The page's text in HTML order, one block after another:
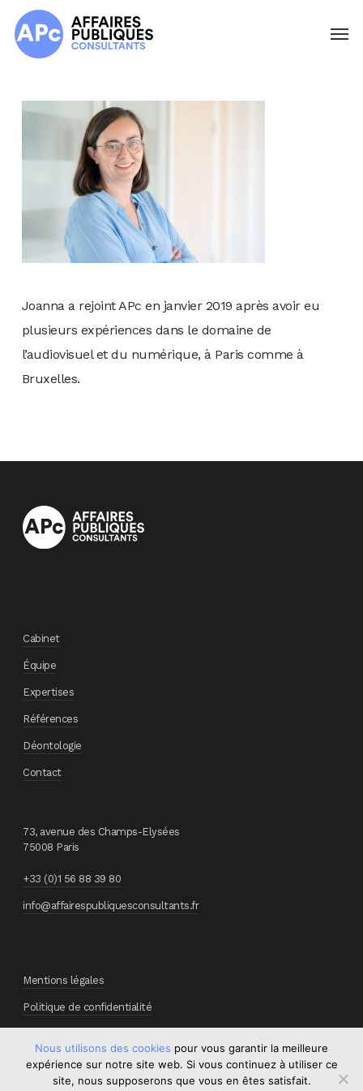
Skip
main
Joanna a rejoint APc en janvier 2019 après avoir eu
plusieurs expériences dans le domaine de
l’audiovisuel et du numérique, à Paris comme à
Bruxelles.
Cabinet
Équipe
Expertises
Références
Déontologie
Contact
73, avenue des Champs-Elysées
75008 Paris
+33 (0)1 56 88 39 80
info@affairespubliquesconsultants.fr
Mentions légales
Politique de confidentialité
Nous utilisons des cookies pour vous garantir la meilleure
expérience sur notre site web. Si vous continuez à utiliser ce
site, nous supposerons que vous en êtes satisfait.